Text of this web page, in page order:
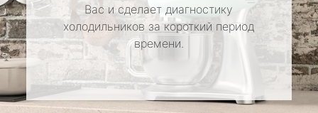
Вас и сделает диагностику
холодильников за короткий период
времени.